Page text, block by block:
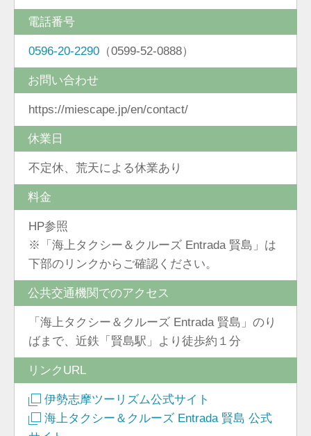
電話番号
0596-20-2290 （0599-52-0888）
お問い合わせ
https://miescape.jp/en/contact/
休業日
不定休、荒天による休業あり
料金
HP参照
※「海上タクシー＆クルーズ Entrada 賢島」は
下部のリンクからご確認ください。
公共交通機関でのアクセス
「海上タクシー＆クルーズ Entrada 賢島」のり
ばまで、近鉄「賢島駅」より徒歩約１分
リンクURL
伊勢志摩ツーリズム公式サイト
海上タクシー＆クルーズ Entrada 賢島 公式